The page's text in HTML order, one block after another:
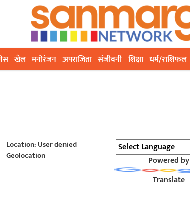
खेल मनोरंजन अपराजिता संजीवनी शिक्षा धर्म/राशिफल
Location: User denied
Geolocation
Powered by
Translate